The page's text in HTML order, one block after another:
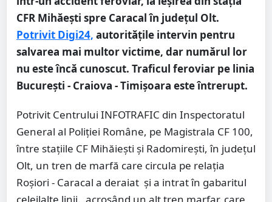
CFR Mihăeşti spre Caracal în județul Olt.
Potrivit Digi24, autoritățile intervin pentru
salvarea mai multor victime, dar numărul lor
nu este încă cunoscut. Traficul feroviar pe linia
București - Craiova - Timișoara este întrerupt.
Potrivit Centrului INFOTRAFIC din Inspectoratul
General al Poliţiei Române, pe Magistrala CF 100,
între staţiile CF Mihăieşti şi Radomireşti, în judeţul
Olt, un tren de marfă care circula pe relaţia
Roşiori - Caracal a deraiat şi a intrat în gabaritul